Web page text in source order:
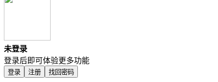
未登录
登录后即可体验更多功能
登录 注册 找回密码